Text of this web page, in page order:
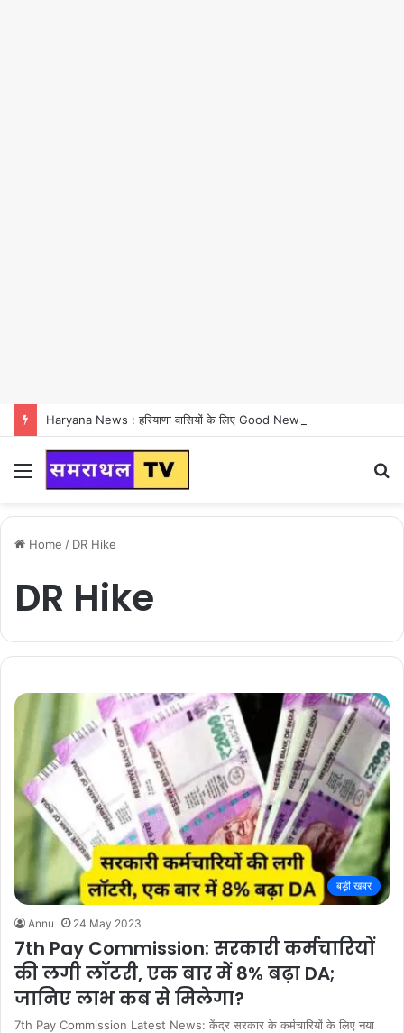
Menu
Home / DR Hike
DR Hike
बड़ी खबर
Annu 24 May 2023
7th Pay Commission: सरकारी कर्मचारियों
की लगी लॉटरी, एक बार में 8% बढ़ा DA;
जानिए लाभ कब से मिलेगा?
7th Pay Commission Latest News: केंद्र सरकार के कर्मचारियों के लिए नया